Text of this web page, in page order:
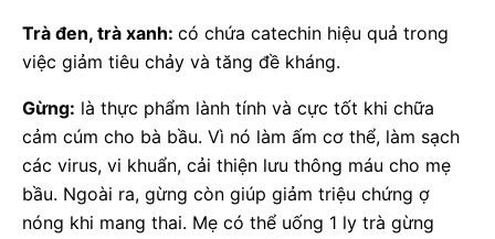
Trà đen, trà xanh: có chứa catechin hiệu quả trong
việc giảm tiêu chảy và tăng đề kháng.
Gừng: là thực phẩm lành tính và cực tốt khi chữa
cảm cúm cho bà bầu. Vì nó làm ấm cơ thể, làm sạch
các virus, vi khuẩn, cải thiện lưu thông máu cho mẹ
bầu. Ngoài ra, gừng còn giúp giảm triệu chứng ợ
nóng khi mang thai. Mẹ có thể uống 1 ly trà gừng